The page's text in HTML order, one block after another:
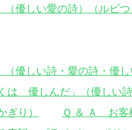
優しい愛の詩）（ルビ
優しい詩・愛の詩・優
は 優しんだ」（優しい
り）
Ｑ ＆ Ａ お客